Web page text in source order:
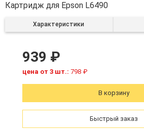
Картридж для Epson L6490
Характеристики
939 ₽
цена от 3 шт.: 798 ₽
В корзину
Быстрый заказ